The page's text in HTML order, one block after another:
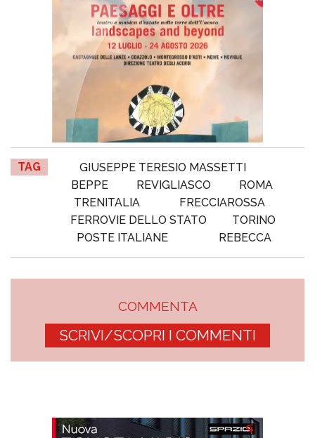
TAG
GIUSEPPE TERESIO MASSETTI
BEPPE
REVIGLIASCO
ROMA
TRENITALIA
FRECCIAROSSA
FERROVIE DELLO STATO
TORINO
POSTE ITALIANE
REBECCA
COMMENTA
SCRIVI/SCOPRI I COMMENTI